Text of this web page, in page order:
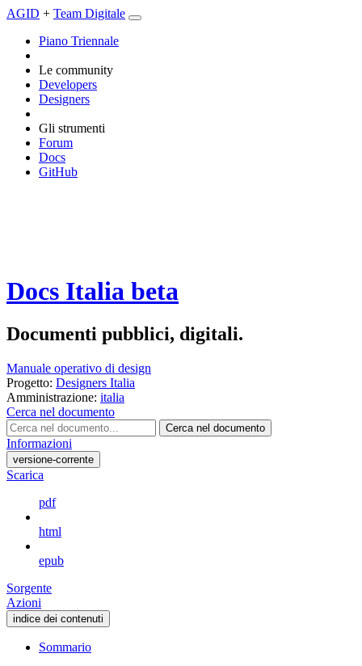
AGID + Team Digitale
Piano Triennale
Le community
Developers
Designers
Gli strumenti
Forum
Docs
GitHub
Docs Italia beta
Documenti pubblici, digitali.
Manuale operativo di design
Progetto: Designers Italia
Amministrazione: italia
Cerca nel documento
Cerca nel documento
Informazioni
versione-corrente
Scarica
pdf
html
epub
Sorgente
Azioni
indice dei contenuti
Sommario